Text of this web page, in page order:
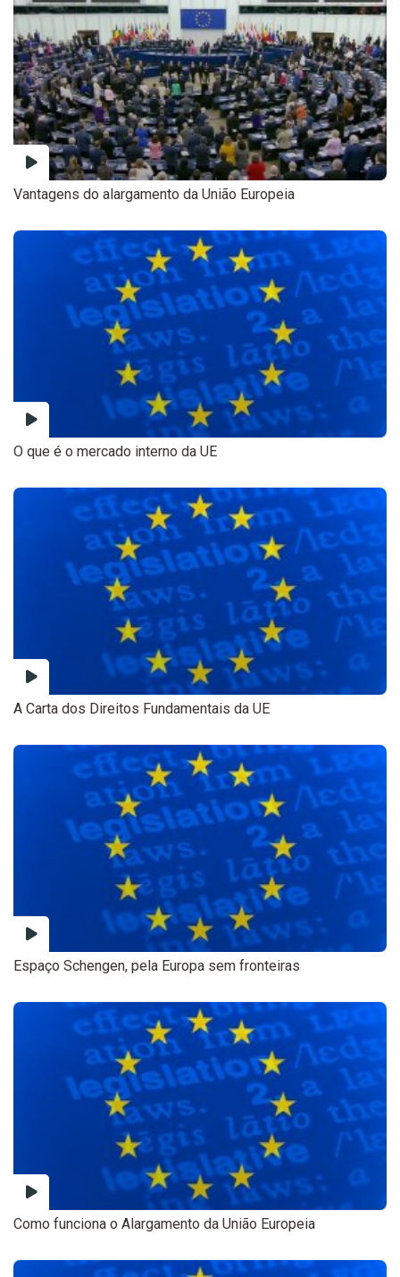
Vantagens do alargamento da União Europeia
O que é o mercado interno da UE
A Carta dos Direitos Fundamentais da UE
Espaço Schengen, pela Europa sem fronteiras
Como funciona o Alargamento da União Europeia